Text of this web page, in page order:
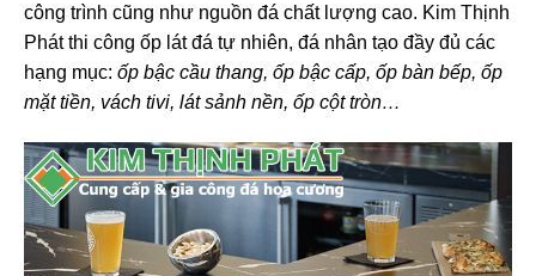
công trình cũng như nguồn đá chất lượng cao. Kim Thịnh
Phát thi công ốp lát đá tự nhiên, đá nhân tạo đầy đủ các
hạng mục: ốp bậc cầu thang, ốp bậc cấp, ốp bàn bếp, ốp
mặt tiền, vách tivi, lát sảnh nền, ốp cột tròn…